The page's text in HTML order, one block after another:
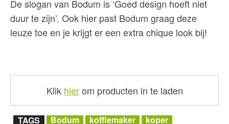
De slogan van Bodum is ‘Goed design hoeft niet
duur te zijn’. Ook hier past Bodum graag deze
leuze toe en je krijgt er een extra chique look bij!
Klik hierom producten in te laden
TAGS Bodum koffiemaker koper